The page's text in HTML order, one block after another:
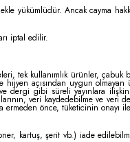
yükümlüdür. Ancak cayma
iptal edilir.
tek kullanımlık ürünler, çabuk
hijyen açısından uygun olmayan
dergi gibi süreli yayınlara
veri kaydedebilme ve veri
ermeden önce, tüketicinin onayı
kartuş, şerit vb.) iade